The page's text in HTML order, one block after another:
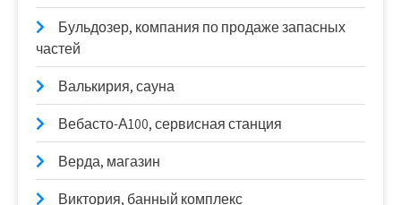
Бульдозер, компания по продаже запасных
частей
Валькирия, сауна
Вебасто-А100, сервисная станция
Верда, магазин
Виктория, банный комплекс